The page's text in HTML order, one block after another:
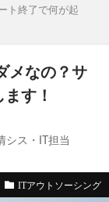
ト終了で何が起
メなの？サ
す！
シス・IT担当
ITアウトソーシング